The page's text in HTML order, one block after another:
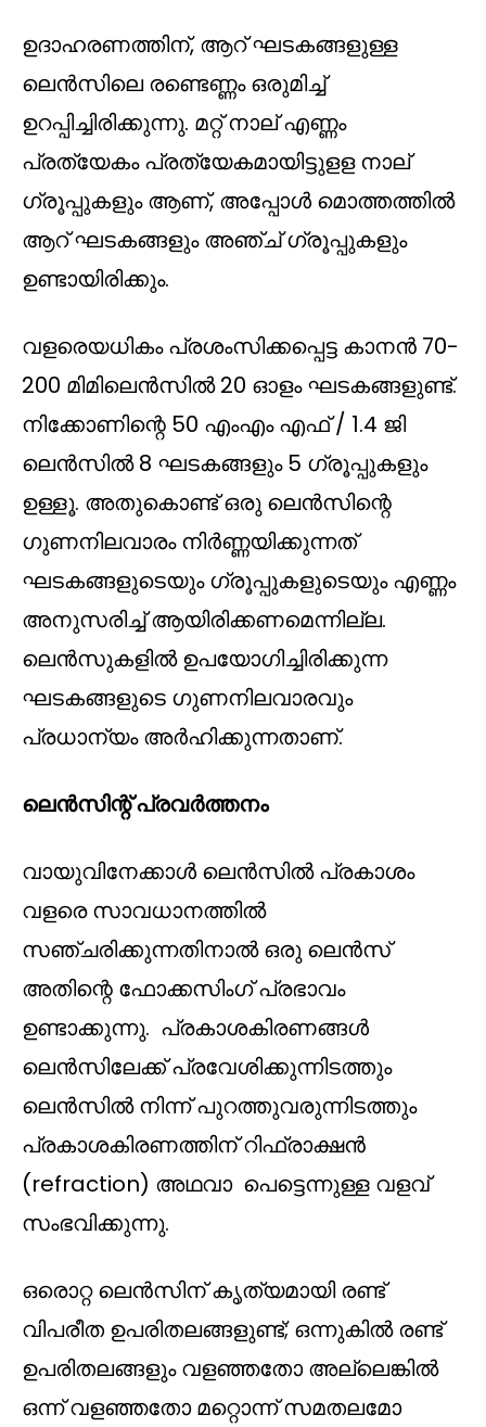
ഉദാഹരണത്തിന്, ആറ് ഘടകങ്ങളുള്ള
ലെൻസിലെ രണ്ടെണ്ണം ഒരുമിച്ച്
ഉറപ്പിച്ചിരിക്കുന്നു. മറ്റ് നാല് എണ്ണം
പ്രത്യേകം പ്രത്യേകമായിട്ടുളള നാല്
ഗ്രൂപ്പുകളും ആണ്, അപ്പോള്‍ മൊത്തത്തില്‍
ആറ് ഘടകങ്ങളും അഞ്ച് ഗ്രൂപ്പുകളും
ഉണ്ടായിരിക്കും.
വളരെയധികം പ്രശംസിക്കപ്പെട്ട കാനൻ 70-
200 മിമിലെന്‍സില്‍ 20 ഓളം ഘടകങ്ങളുണ്ട്.
നിക്കോണിന്റെ 50 എംഎം എഫ് / 1.4 ജി
ലെന്‍സില്‍ 8 ഘടകങ്ങളും 5 ഗ്രൂപ്പുകളും
ഉള്ളൂ. അതുകൊണ്ട് ഒരു ലെൻസിന്റെ
ഗുണനിലവാരം നിര്‍ണ്ണയിക്കുന്നത്
ഘടകങ്ങളുടെയും ഗ്രൂപ്പുകളുടെയും എണ്ണം
അനുസരിച്ച് ആയിരിക്കണമെന്നില്ല.
ലെന്‍സുകളില്‍ ഉപയോഗിച്ചിരിക്കുന്ന
ഘടകങ്ങളുടെ ഗുണനിലവാരവും
പ്രധാന്യം അര്‍ഹിക്കുന്നതാണ്.
ലെൻസിന്റ് പ്രവര്‍ത്തനം
വായുവിനേക്കാൾ ലെൻസിൽ പ്രകാശം
വളരെ സാവധാനത്തിൽ
സഞ്ചരിക്കുന്നതിനാൽ ഒരു ലെൻസ്
അതിന്റെ ഫോക്കസിംഗ് പ്രഭാവം
ഉണ്ടാക്കുന്നു. പ്രകാശകിരണങ്ങള്‍
ലെൻസിലേക്ക് പ്രവേശിക്കുന്നിടത്തും
ലെൻസിൽ നിന്ന് പുറത്തുവരുന്നിടത്തും
പ്രകാശകിരണത്തിന് റിഫ്രാക്ഷൻ
(refraction) അഥവാ പെട്ടെന്നുള്ള വളവ്
സംഭവിക്കുന്നു.
ഒരൊറ്റ ലെൻസിന് കൃത്യമായി രണ്ട്
വിപരീത ഉപരിതലങ്ങളുണ്ട്; ഒന്നുകിൽ രണ്ട്
ഉപരിതലങ്ങളും വളഞ്ഞതോ അല്ലെങ്കില്‍
ഒന്ന് വളഞ്ഞതോ മറ്റൊന്ന് സമതലമോ